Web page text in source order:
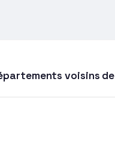
voisins de